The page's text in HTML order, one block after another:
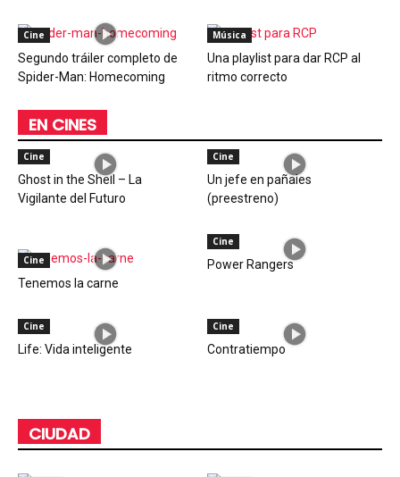
Cine
Segundo tráiler completo de
Spider-Man: Homecoming
Música
Una playlist para dar RCP al
ritmo correcto
EN CINES
Cine
Ghost in the Shell – La
Vigilante del Futuro
Cine
Un jefe en pañales
(preestreno)
Cine
Tenemos la carne
Cine
Power Rangers
Cine
Life: Vida inteligente
Cine
Contratiempo
CIUDAD